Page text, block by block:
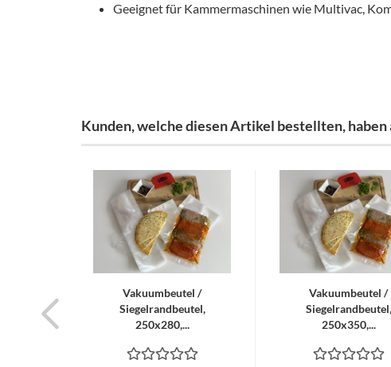
Geeignet für Kammermaschinen wie Multivac,
Kunden, welche diesen Artikel bestellten,
Vakuumbeutel /
Siegelrandbeutel,
250x280,...
Vakuumbeutel /
Siegelrandbeutel,
250x350,...